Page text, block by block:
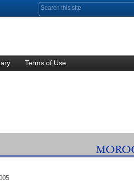
Search form
Terms of Use